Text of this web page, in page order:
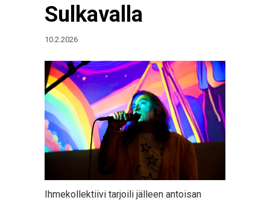
Sulkavalla
10.2.2026
Ihmekollektiivi tarjoili jälleen antoisan